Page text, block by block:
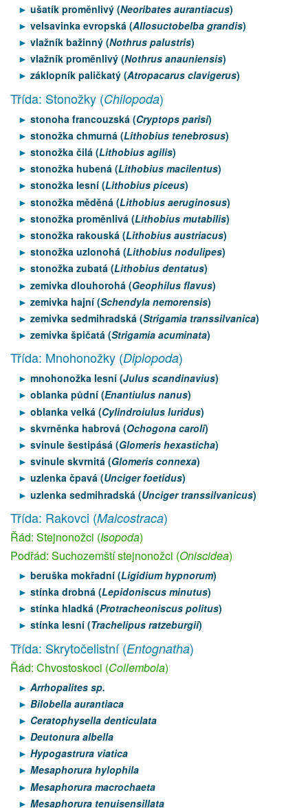
ušatík proměnlivý (Neoribates aurantiacus)
velsavinka evropská (Allosuctobelba grandis)
vlažník bažinný (Nothrus palustris)
vlažník proměnlivý (Nothrus anauniensis)
záklopník paličkatý (Atropacarus clavigerus)
Třída: Stonožky (Chilopoda)
stonoha francouzská (Cryptops parisi)
stonožka chmurná (Lithobius tenebrosus)
stonožka čilá (Lithobius agilis)
stonožka hubená (Lithobius macilentus)
stonožka lesní (Lithobius piceus)
stonožka měděná (Lithobius aeruginosus)
stonožka proměnlivá (Lithobius mutabilis)
stonožka rakouská (Lithobius austriacus)
stonožka uzlonohá (Lithobius nodulipes)
stonožka zubatá (Lithobius dentatus)
zemivka dlouhorohá (Geophilus flavus)
zemivka hajní (Schendyla nemorensis)
zemivka sedmihradská (Strigamia transsilvanica)
zemivka špičatá (Strigamia acuminata)
Třída: Mnohonožky (Diplopoda)
mnohonožka lesní (Julus scandinavius)
oblanka půdní (Enantiulus nanus)
oblanka velká (Cylindroiulus luridus)
skvrněnka habrová (Ochogona caroli)
svinule šestipásá (Glomeris hexasticha)
svinule skvrnitá (Glomeris connexa)
uzlenka čpavá (Unciger foetidus)
uzlenka sedmihradská (Unciger transsilvanicus)
Třída: Rakovci (Malcostraca)
Řád: Stejnonožci (Isopoda)
Podřád: Suchozemští stejnonožci (Oniscidea)
beruška mokřadní (Ligidium hypnorum)
stínka drobná (Lepidoniscus minutus)
stínka hladká (Protracheoniscus politus)
stínka lesní (Trachelipus ratzeburgii)
Třída: Skrytočelistní (Entognatha)
Řád: Chvostoskoci (Collembola)
Arrhopalites sp.
Bilobella aurantiaca
Ceratophysella denticulata
Deutonura albella
Hypogastrura viatica
Mesaphorura hylophila
Mesaphorura macrochaeta
Mesaphorura tenuisensillata